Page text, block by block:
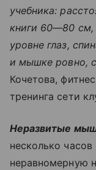
учебника:
книги 60—80 см,
уровне глаз,
и мышке ровно,
Кочетова,
тренинга сети
Неразвитые
несколько
неравномерную